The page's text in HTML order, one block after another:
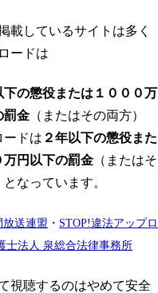
載しているサイトは多く
ードは
下の懲役または１０００万
罰金 （またはその両方）
ードは ２年以下の懲役また
万円以下の罰金 （またはそ
なっています。
放送連盟 ・ STOP!違法アップロ
士法人 泉総合法律事務所
視聴するのはやめて安全